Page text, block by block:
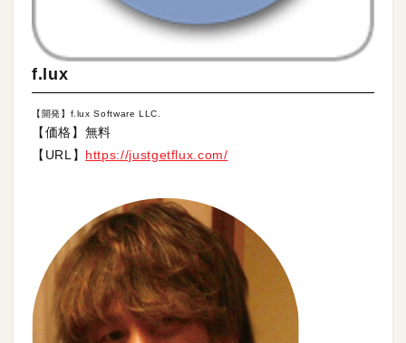
f.lux
【開発】f.lux Software LLC.
【価格】無料
【URL】 https://justgetflux.com/